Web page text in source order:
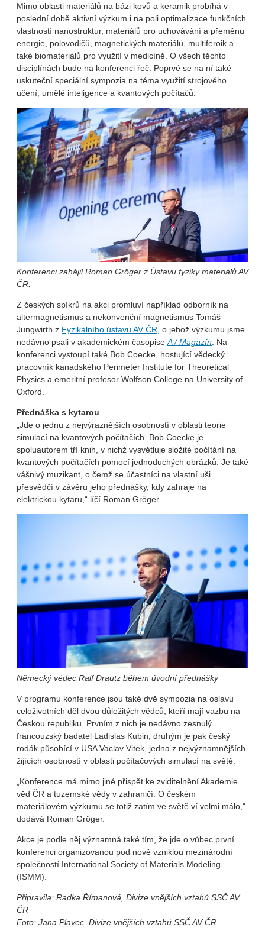
Mimo oblasti materiálů na bázi kovů a keramik probíhá v
poslední době aktivní výzkum i na poli optimalizace funkčních
vlastností nanostruktur, materiálů pro uchovávání a přeměnu
energie, polovodičů, magnetických materiálů, multiferoik a
také biomateriálů pro využití v medicíně. O všech těchto
disciplínách bude na konferenci řeč. Poprvé se na ní také
uskuteční speciální sympozia na téma využití strojového
učení, umělé inteligence a kvantových počítačů.
Konferenci zahájil Roman Gröger z Ústavu fyziky materiálů AV
ČR.
Z českých spíkrů na akci promluví například odborník na
altermagnetismus a nekonvenční magnetismus Tomáš
Jungwirth z Fyzikálního ústavu AV ČR , o jehož výzkumu jsme
nedávno psali v akademickém časopise A / Magazín . Na
konferenci vystoupí také Bob Coecke, hostující vědecký
pracovník kanadského Perimeter Institute for Theoretical
Physics a emeritní profesor Wolfson College na University of
Oxford.
Přednáška s kytarou
„Jde o jednu z nejvýraznějších osobností v oblasti teorie
simulací na kvantových počítačích. Bob Coecke je
spoluautorem tří knih, v nichž vysvětluje složité počítání na
kvantových počítačích pomocí jednoduchých obrázků. Je také
vášnivý muzikant, o čemž se účastníci na vlastní uši
přesvědčí v závěru jeho přednášky, kdy zahraje na
elektrickou kytaru,“ líčí Roman Gröger.
Německý vědec Ralf Drautz během úvodní přednášky
V programu konference jsou také dvě sympozia na oslavu
celoživotních děl dvou důležitých vědců, kteří mají vazbu na
Českou republiku. Prvním z nich je nedávno zesnulý
francouzský badatel Ladislas Kubin, druhým je pak český
rodák působící v USA Vaclav Vitek, jedna z nejvýznamnějších
žijících osobností v oblasti počítačových simulací na světě.
„Konference má mimo jiné přispět ke zviditelnění Akademie
věd ČR a tuzemské vědy v zahraničí. O českém
materiálovém výzkumu se totiž zatím ve světě ví velmi málo,“
dodává Roman Gröger.
Akce je podle něj významná také tím, že jde o vůbec první
konferenci organizovanou pod nově vzniklou mezinárodní
společností International Society of Materials Modeling
(ISMM).
Připravila: Radka Římanová, Divize vnějších vztahů SSČ AV
ČR
Foto: Jana Plavec, Divize vnějších vztahů SSČ AV ČR